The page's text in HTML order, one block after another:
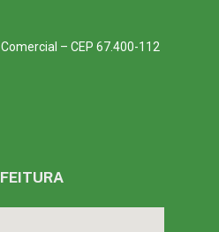
– CEP 67.400-112